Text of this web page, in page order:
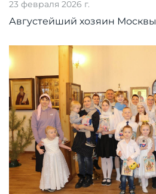
23 февраля 2026 г.
Августейший хозяин Москвы